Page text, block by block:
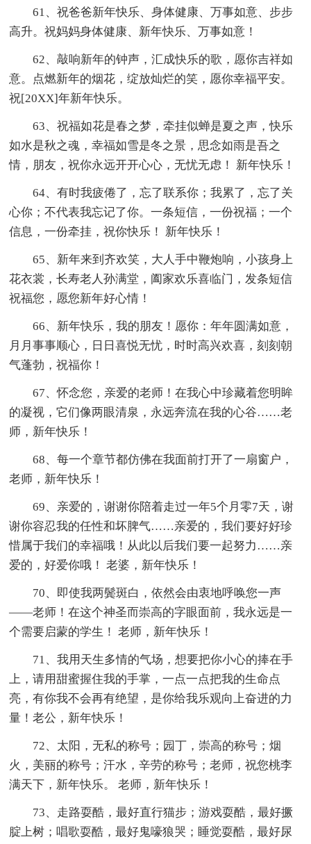
61、祝爸爸新年快乐、身体健康、万事如意、步步
高升。祝妈妈身体健康、新年快乐、万事如意！
62、敲响新年的钟声，汇成快乐的歌，愿你吉祥如
意。点燃新年的烟花，绽放灿烂的笑，愿你幸福平安。
祝[20XX]年新年快乐。
63、祝福如花是春之梦，牵挂似蝉是夏之声，快乐
如水是秋之魂，幸福如雪是冬之景，思念如雨是吾之
情，朋友，祝你永远开开心心，无忧无虑！ 新年快乐！
64、有时我疲倦了，忘了联系你；我累了，忘了关
心你；不代表我忘记了你。一条短信，一份祝福；一个
信息，一份牵挂，祝你快乐！ 新年快乐！
65、新年来到齐欢笑，大人手中鞭炮响，小孩身上
花衣裳，长寿老人孙满堂，阖家欢乐喜临门，发条短信
祝福您，愿您新年好心情！
66、新年快乐，我的朋友！愿你：年年圆满如意，
月月事事顺心，日日喜悦无忧，时时高兴欢喜，刻刻朝
气蓬勃，祝福你！
67、怀念您，亲爱的老师！在我心中珍藏着您明眸
的凝视，它们像两眼清泉，永远奔流在我的心谷……老
师，新年快乐！
68、每一个章节都仿佛在我面前打开了一扇窗户，
老师，新年快乐！
69、亲爱的，谢谢你陪着走过一年5个月零7天，谢
谢你容忍我的任性和坏脾气……亲爱的，我们要好好珍
惜属于我们的幸福哦！从此以后我们要一起努力……亲
爱的，好爱你哦！ 老婆，新年快乐！
70、即使我两鬓斑白，依然会由衷地呼唤您一声
――老师！在这个神圣而崇高的字眼面前，我永远是一
个需要启蒙的学生！ 老师，新年快乐！
71、我用天生多情的气场，想要把你小心的捧在手
上，请用甜蜜握住我的手掌，一点一点把我的生命点
亮，有你我不会再有绝望，是你给我乐观向上奋进的力
量！老公，新年快乐！
72、太阳，无私的称号；园丁，崇高的称号；烟
火，美丽的称号；汗水，辛劳的称号；老师，祝您桃李
满天下，新年快乐。 老师，新年快乐！
73、走路耍酷，最好直行猫步；游戏耍酷，最好撅
腚上树；唱歌耍酷，最好鬼嚎狼哭；睡觉耍酷，最好尿